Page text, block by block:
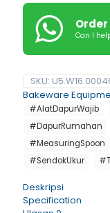
Order
Can I
SKU:
Bakeware
#AlatDapurWajib
#DapurRumahan
#MeasuringSpoon
#SendokUkur
Deskripsi
Specification